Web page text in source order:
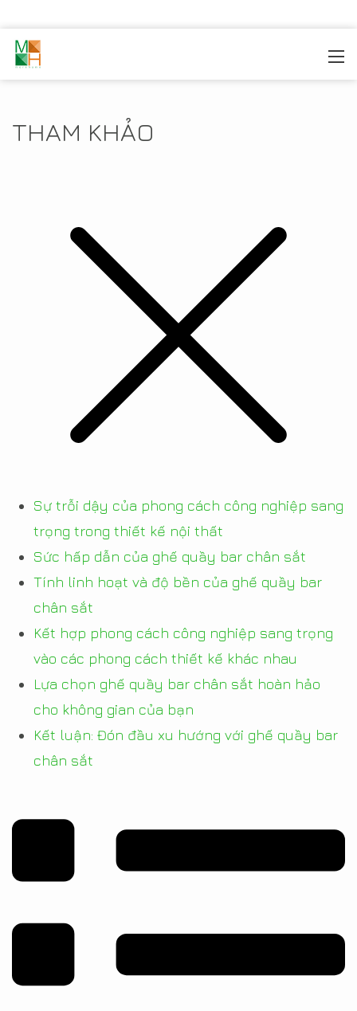
THAM KHẢO
Sự trỗi dậy của phong cách công nghiệp sang
trọng trong thiết kế nội thất
Sức hấp dẫn của ghế quầy bar chân sắt
Tính linh hoạt và độ bền của ghế quầy bar
chân sắt
Kết hợp phong cách công nghiệp sang trọng
vào các phong cách thiết kế khác nhau
Lựa chọn ghế quầy bar chân sắt hoàn hảo
cho không gian của bạn
Kết luận: Đón đầu xu hướng với ghế quầy bar
chân sắt